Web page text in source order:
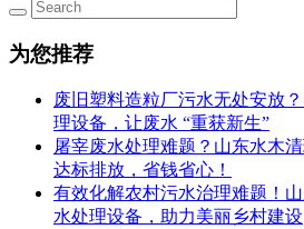
为您推荐
废旧塑料造粒厂污水无处安放
理设备，让废水 “重获新生”
屠宰废水处理难题？山东水木
达标排放，省钱省心！
有效化解农村污水治理难题！
水处理设备，助力美丽乡村建设